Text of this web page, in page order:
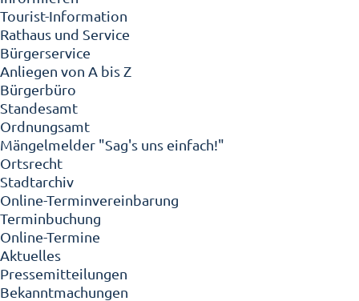
Tourist-Information
Rathaus und Service
Bürgerservice
Anliegen von A bis Z
Bürgerbüro
Standesamt
Ordnungsamt
Mängelmelder "Sag's uns einfach!"
Ortsrecht
Stadtarchiv
Online-Terminvereinbarung
Terminbuchung
Online-Termine
Aktuelles
Pressemitteilungen
Bekanntmachungen